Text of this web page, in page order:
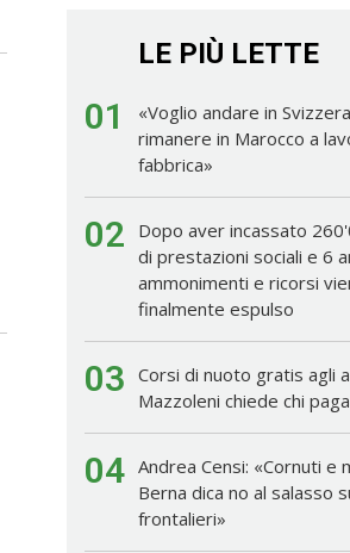
LE PIÙ LETTE
01
«Voglio andare in
rimanere in Marocco a
fabbrica»
02
Dopo aver incassato
di prestazioni sociali e 6
ammonimenti e ricorsi
finalmente espulso
03 Corsi di nuoto gratis agli
Mazzoleni chiede chi
04 Andrea Censi: «Cornuti e
Berna dica no al salasso
frontalieri»